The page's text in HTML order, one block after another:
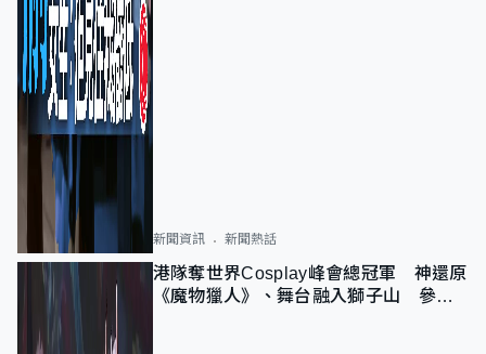
新聞資訊 新聞熱話
港隊奪世界Cosplay峰會總冠軍 神還原
《魔物獵人》、舞台融入獅子山 參賽